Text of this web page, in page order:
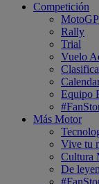
Competición
MotoGP
Rally
Trial
Vuelo
Equipo
Más Motor
Vive tu
Cultura
De